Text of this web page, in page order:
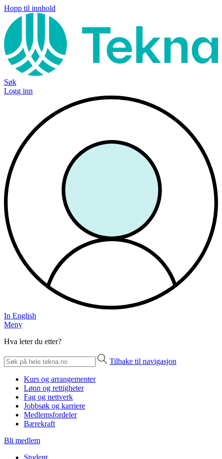
Hopp til innhold
Søk
Logg inn
In English
Meny
Hva leter du etter?
Tilbake til navigasjon
Kurs og arrangementer
Lønn og rettigheter
Fag og nettverk
Jobbsøk og karriere
Medlemsfordeler
Bærekraft
Bli medlem
Student